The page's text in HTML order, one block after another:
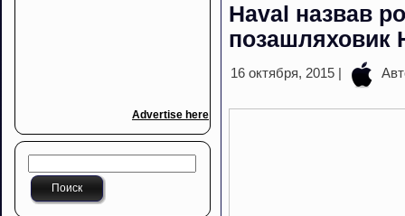
Advertise here
Haval назвав
позашляховик
16 октября, 2015 |